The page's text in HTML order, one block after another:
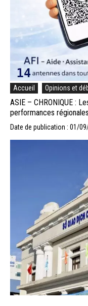
Accueil Opinions et
ASIE – CHRONIQUE :
performances régionales
Date de publication : 01/